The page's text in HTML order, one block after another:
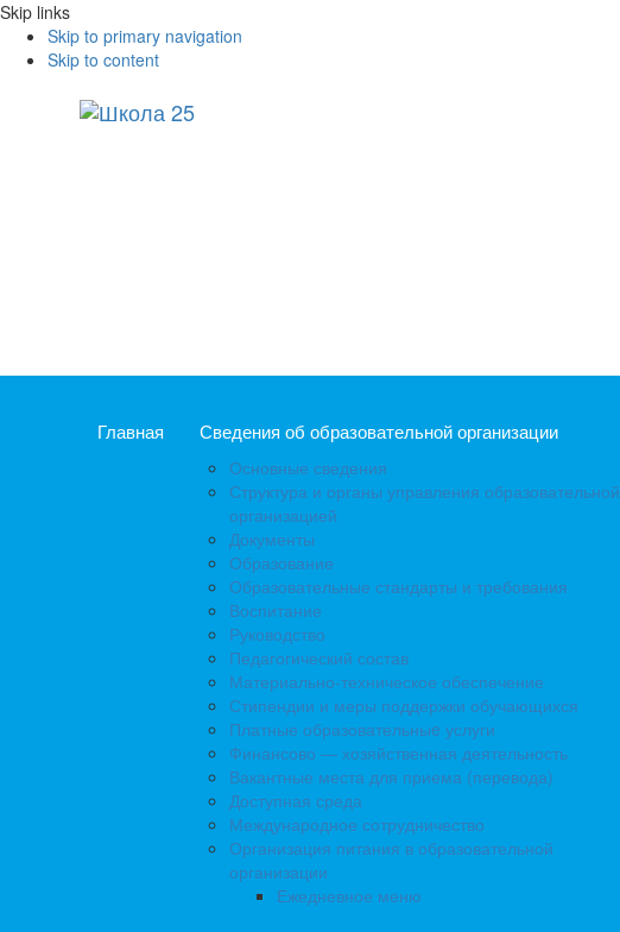
Skip links
Skip to primary navigation
Skip to content
Главная Сведения об образовательной организации
Основные сведения
Структура и органы управления образовательной
организацией
Документы
Образование
Образовательные стандарты и требования
Воспитание
Руководство
Педагогический состав
Материально-техническое обеспечение
Стипендии и меры поддержки обучающихся
Платные образовательныe услуги
Финансово — хозяйственная деятельность
Вакантные места для приема (перевода)
Доступная среда
Международное сотрудничество
Организация питания в образовательной
организации
Ежедневное меню